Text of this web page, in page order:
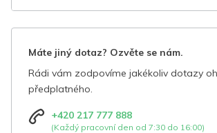
Máte jiný dotaz? Ozvěte se nám.
Rádi vám zodpovíme jakékoliv dotazy
předplatného.
+420 217 777 888
(Každý pracovní den od 7:30 do 16:00)